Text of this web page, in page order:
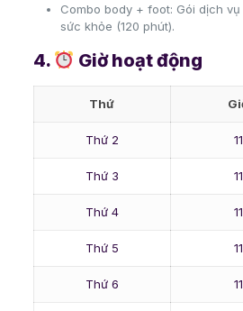
Combo body + foot: Gói dịch
sức khỏe (120 phút).
4. Giờ hoạt động
Thứ
Thứ 2
Thứ 3
Thứ 4
Thứ 5
Thứ 6